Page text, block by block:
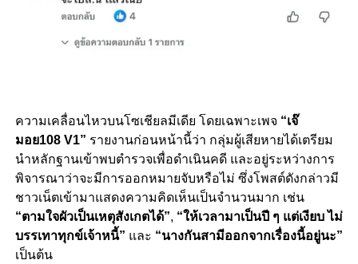
ความเคลื่อนไหวบนโซเชียลมีเดีย โดยเฉพาะเพจ “เจ๊
มอย108 V1” รายงานก่อนหน้านี้ว่า กลุ่มผู้เสียหายได้เตรียม
นำหลักฐานเข้าพบตำรวจเพื่อดำเนินคดี และอยู่ระหว่างการ
พิจารณาว่าจะมีการออกหมายจับหรือไม่ ซึ่งโพสต์ดังกล่าวมี
ชาวเน็ตเข้ามาแสดงความคิดเห็นเป็นจำนวนมาก เช่น
“ตามใจผัวเป็นเหตุสังเกตได้”, “ให้เวลามาเป็นปี ๆ แต่เงียบ ไม่
บรรเทาทุกข์เจ้าหนี้” และ “นางกันสามีออกจากเรื่องนี้อยู่นะ”
เป็นต้น